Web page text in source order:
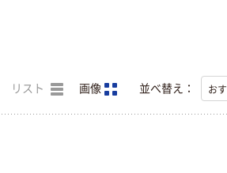
リスト 画像 並べ替え：